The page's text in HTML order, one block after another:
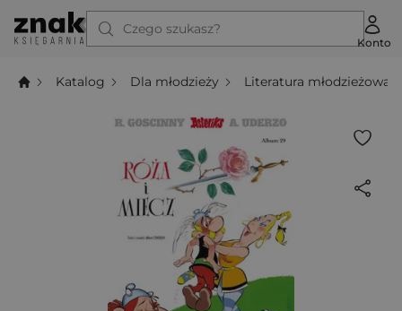
Czego szukasz?
Konto
Katalog Dla młodzieży Literatura młodzieżowa